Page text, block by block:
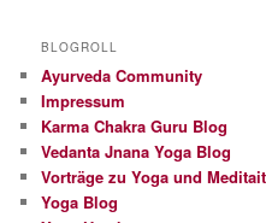
BLOGROLL
Ayurveda Community
Impressum
Karma Chakra Guru Blog
Vedanta Jnana Yoga Blog
Vorträge zu Yoga und
Yoga Blog